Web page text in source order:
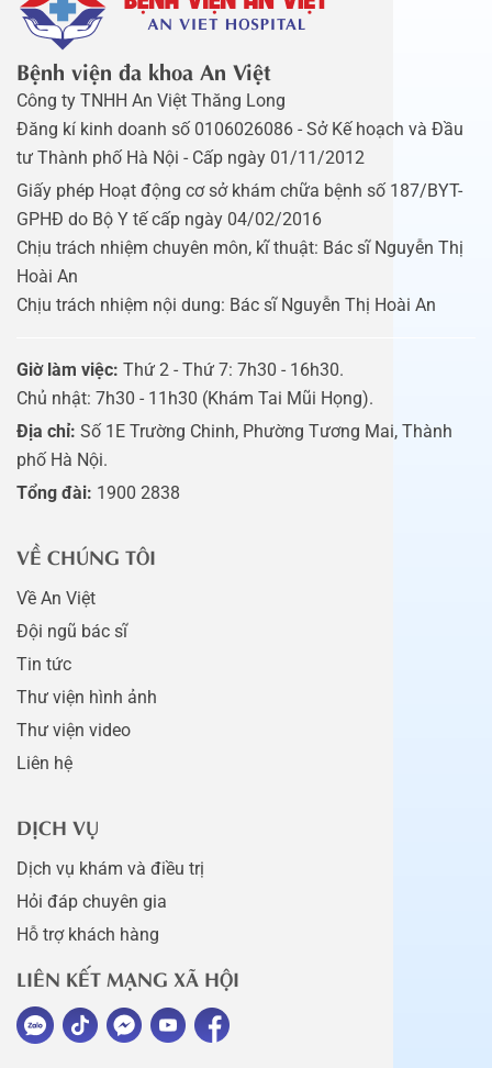
Bệnh viện đa khoa An Việt
Công ty TNHH An Việt Thăng Long
Đăng kí kinh doanh số 0106026086 - Sở Kế hoạch và Đầu
tư Thành phố Hà Nội - Cấp ngày 01/11/2012
Giấy phép Hoạt động cơ sở khám chữa bệnh số 187/BYT-
GPHĐ do Bộ Y tế cấp ngày 04/02/2016
Chịu trách nhiệm chuyên môn, kĩ thuật: Bác sĩ Nguyễn Thị
Hoài An
Chịu trách nhiệm nội dung: Bác sĩ Nguyễn Thị Hoài An
Giờ làm việc: Thứ 2 - Thứ 7: 7h30 - 16h30.
Chủ nhật: 7h30 - 11h30 (Khám Tai Mũi Họng).
Địa chỉ: Số 1E Trường Chinh, Phường Tương Mai, Thành
phố Hà Nội.
Tổng đài: 1900 2838
VỀ CHÚNG TÔI
Về An Việt
Đội ngũ bác sĩ
Tin tức
Thư viện hình ảnh
Thư viện video
Liên hệ
DỊCH VỤ
Dịch vụ khám và điều trị
Hỏi đáp chuyên gia
Hỗ trợ khách hàng
LIÊN KẾT MẠNG XÃ HỘI